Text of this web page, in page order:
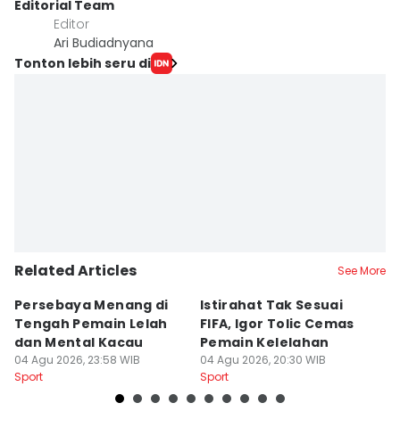
Editorial Team
Editor
Ari Budiadnyana
Tonton lebih seru di
Related Articles See More
Persebaya Menang di
Tengah Pemain Lelah
dan Mental Kacau
04 Agu 2026, 23:58 WIB
Sport
Istirahat Tak Sesuai
FIFA, Igor Tolic Cemas
Pemain Kelelahan
04 Agu 2026, 20:30 WIB
Sport